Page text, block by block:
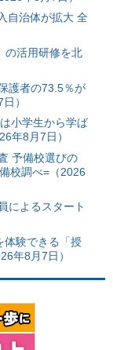
自治体が拡大 全
の活用研修を北
護者の73.5％が
）
小学生から学ば
年8月7日）
予備校選びの
校調べ=（2026
によるスタート
体験できる「授
年8月7日）